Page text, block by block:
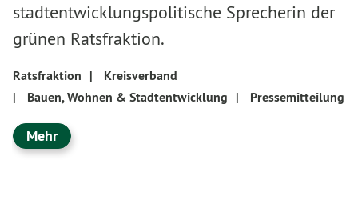
stadtentwicklungspolitische Sprecherin der
grünen Ratsfraktion.
Ratsfraktion |
Kreisverband
|
Bauen, Wohnen & Stadtentwicklung | Pressemitteilung
Mehr